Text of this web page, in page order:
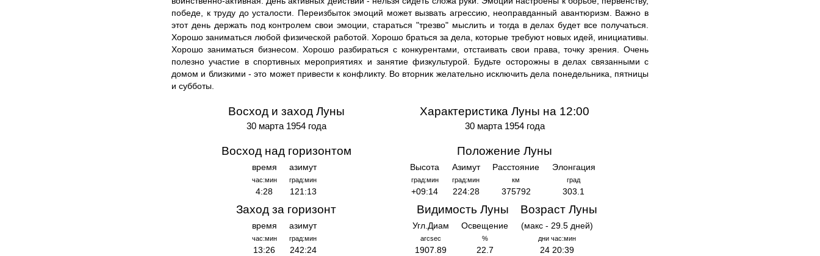
победе, к труду до усталости. Переизбыток эмоций может вызвать агрессию, неоправданный авантюризм. Важно в
этот день держать под контролем свои эмоции, стараться "трезво" мыслить и тогда в делах будет все получаться.
Хорошо заниматься любой физической работой. Хорошо браться за дела, которые требуют новых идей, инициативы.
Хорошо заниматься бизнесом. Хорошо разбираться с конкурентами, отстаивать свои права, точку зрения. Очень
полезно участие в спортивных мероприятиях и занятие физкультурой. Будьте осторожны в делах связанными с
домом и близкими - это может привести к конфликту. Во вторник желательно исключить дела понедельника, пятницы
и субботы.
Восход и заход Луны
30 марта 1954 года
Восход над горизонтом
время
час:мин
4:28
азимут
град:мин
121:13
Заход за горизонт
время
час:мин
13:26
азимут
град:мин
242:24
Характеристика Луны на 12:00
30 марта 1954 года
Положение Луны
Высота
град:мин
+09:14
Азимут
град:мин
224:28
Расстояние
км
375792
Элонгация
град
303.1
Видимость Луны
Угл.Диам
arcsec
1907.89
Освещение
%
22.7
Возраст Луны
(макс - 29.5 дней)
дни час:мин
24 20:39